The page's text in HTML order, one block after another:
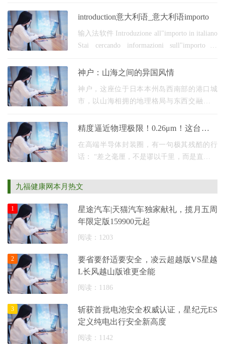
方式。懂得如何通过日常饮食来调养身体，
introduction意大利语_意大利语importo
输入法软件 Introduzione all"importo in italiano
Stai cercando informazioni sull"importo in
ti fornirò una breve introduzione sull"importo e
神户：山海之间的异国风情
神户，这座位于日本本州岛西南部的港口城
市，以山海相拥的地理格局与东西交融的文
地”。作为日本三大夜景城市之一，神户的魅
精度逼近物理极限！0.26μm！这台国产
亚微米共晶贴片机，正在掀翻高端封装
的
在高端半导体封装圈，有一句极其残酷的行
话： “差之毫厘，不是谬以千里，而是直接报
体激光器（ LiDAR ）、做军工级射频微波器
件…… 当芯
九福健康网本月热文
星途汽车|天猫汽车独家献礼，揽月五周
年限定版159900元起
阅读：1203
1
要省要舒适要安全，凌云超越版VS星越
L长风越山版谁更全能
阅读：1186
2
斩获首批电池安全权威认证，星纪元ES
定义纯电出行安全新高度
阅读：1142
3